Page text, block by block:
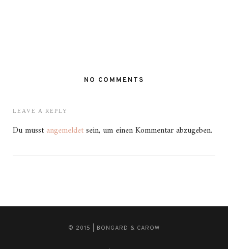
NO COMMENTS
LEAVE A REPLY
Du musst angemeldetsein, um einen Kommentar abzugeben.
© 2015 | BONGARD & CAROW